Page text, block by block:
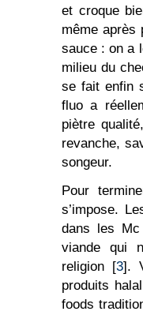
et croque
même après
sauce : on a
milieu du
se fait enfin
fluo a
piètre
revanche,
songeur.
Pour
s’impose.
dans les
viande qui
religion [3].
produits
foods